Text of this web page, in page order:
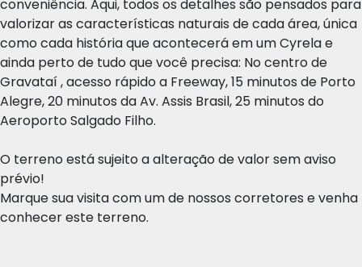
conveniência. Aqui, todos os detalhes são pensados para
valorizar as características naturais de cada área, única
como cada história que acontecerá em um Cyrela e
ainda perto de tudo que você precisa: No centro de
Gravataí , acesso rápido a Freeway, 15 minutos de Porto
Alegre, 20 minutos da Av. Assis Brasil, 25 minutos do
Aeroporto Salgado Filho.
O terreno está sujeito a alteração de valor sem aviso
prévio!
Marque sua visita com um de nossos corretores e venha
conhecer este terreno.